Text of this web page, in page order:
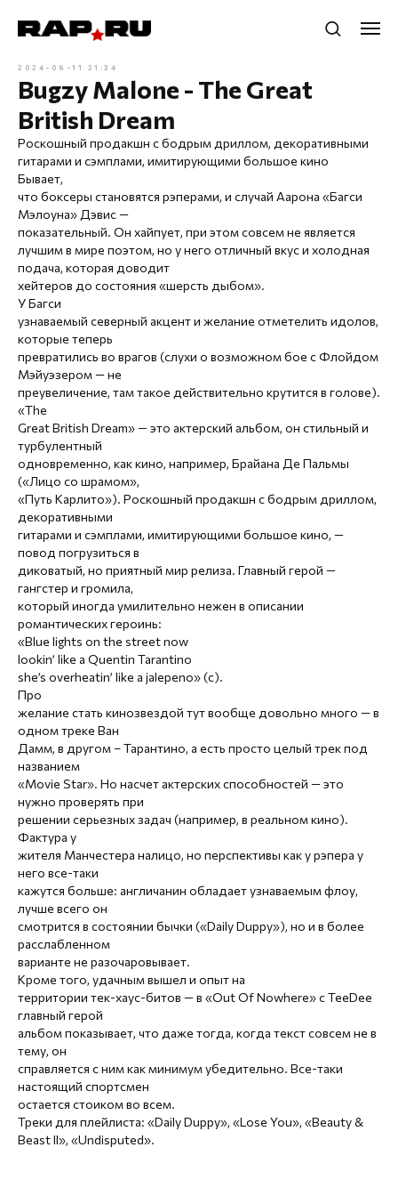
2024-06-11 21:34
Bugzy Malone - The Great
British Dream
Роскошный продакшн с бодрым дриллом, декоративными
гитарами и сэмплами, имитирующими большое кино
Бывает,
что боксеры становятся рэперами, и случай Аарона «Багси
Мэлоуна» Дэвис —
показательный. Он хайпует, при этом совсем не является
лучшим в мире поэтом, но у него отличный вкус и холодная
подача, которая доводит
хейтеров до состояния «шерсть дыбом».
У Багси
узнаваемый северный акцент и желание отметелить идолов,
которые теперь
превратились во врагов (слухи о возможном бое с Флойдом
Мэйуэзером — не
преувеличение, там такое действительно крутится в голове).
«The
Great British Dream» — это актерский альбом, он стильный и
турбулентный
одновременно, как кино, например, Брайана Де Пальмы
(«Лицо со шрамом»,
«Путь Карлито»). Роскошный продакшн с бодрым дриллом,
декоративными
гитарами и сэмплами, имитирующими большое кино, —
повод погрузиться в
диковатый, но приятный мир релиза. Главный герой —
гангстер и громила,
который иногда умилительно нежен в описании
романтических героинь:
«Blue lights on the street now
lookin’ like a Quentin Tarantino
she’s overheatin’ like a jalepeno» (с).
Про
желание стать кинозвездой тут вообще довольно много — в
одном треке Ван
Дамм, в другом – Тарантино, а есть просто целый трек под
названием
«Movie Star». Но насчет актерских способностей — это
нужно проверять при
решении серьезных задач (например, в реальном кино).
Фактура у
жителя Манчестера налицо, но перспективы как у рэпера у
него все-таки
кажутся больше: англичанин обладает узнаваемым флоу,
лучше всего он
смотрится в состоянии бычки («Daily Duppy»), но и в более
расслабленном
варианте не разочаровывает.
Кроме того, удачным вышел и опыт на
территории тек-хаус-битов — в «Out Of Nowhere» с TeeDee
главный герой
альбом показывает, что даже тогда, когда текст совсем не в
тему, он
справляется с ним как минимум убедительно. Все-таки
настоящий спортсмен
остается стоиком во всем.
Треки для плейлиста: «Daily Duppy», «Lose You», «Beauty &
Beast II», «Undisputed».